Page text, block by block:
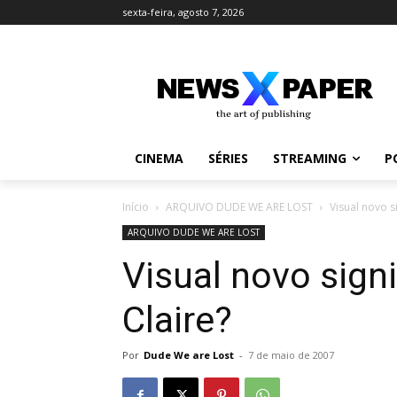
sexta-feira, agosto 7, 2026
CINEMA SÉRIES STREAMING
Início ARQUIVO DUDE WE ARE LOST Visual novo
ARQUIVO DUDE WE ARE LOST
Visual novo
Claire?
Por Dude We are Lost - 7 de maio de 2007